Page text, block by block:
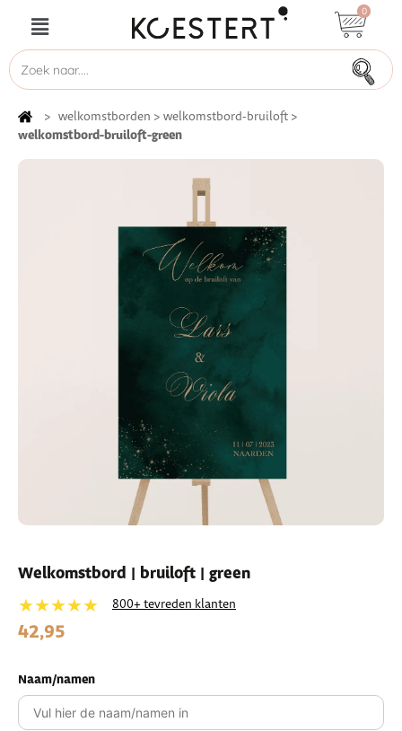
0
> welkomstborden > welkomstbord-bruiloft >
welkomstbord-bruiloft-green
Welkomstbord | bruiloft | green
★★★★★ 800+ tevreden klanten
42,95
Naam/namen